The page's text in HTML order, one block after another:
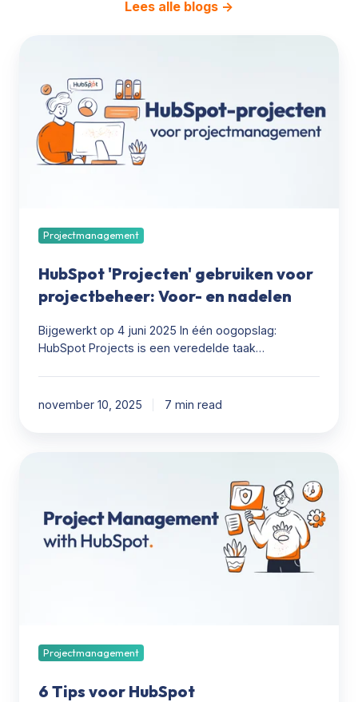
Lees alle blogs →
gebruiken
voor
projectbeheer:
Voor-
Projectmanagement
HubSpot 'Projecten' gebruiken voor
projectbeheer: Voor- en nadelen
Bijgewerkt op 4 juni 2025 In één oogopslag:
HubSpot Projects is een veredelde taak…
november 10, 2025 7 min read
HubSpot
Projectmanagement
Projectmanagement
6 Tips voor HubSpot